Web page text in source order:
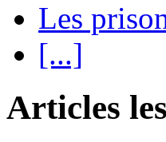
Les
[...]
Articles